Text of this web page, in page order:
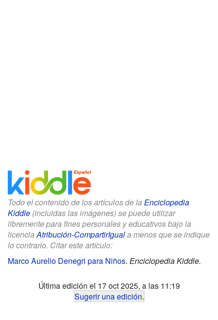
Todo el contenido de los artículos de la Enciclopedia
Kiddle (incluidas las imágenes) se puede utilizar
libremente para fines personales y educativos bajo la
licenciaAtribución-CompartirIguala menos que se indique
lo contrario. Citar este artículo:
Marco Aurelio Denegri para Niños. Enciclopedia Kiddle.
Última edición el 17 oct 2025, a las 11:19
Sugerir una edición.